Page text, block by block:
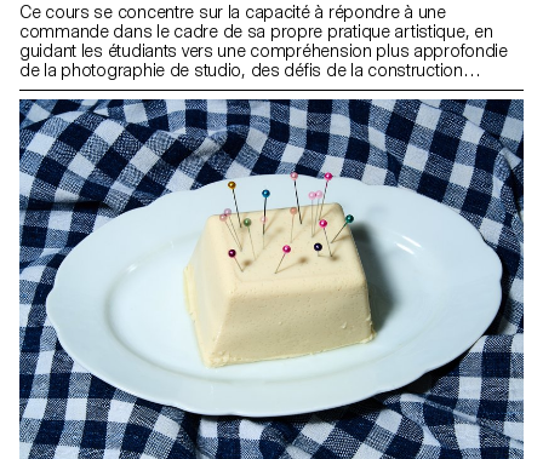
Ce cours se concentre sur la capacité à répondre à une
commande dans le cadre de sa propre pratique artistique, en
guidant les étudiants vers une compréhension plus approfondie
de la photographie de studio, des défis de la construction
d'images et des processus impliqués. En mettant l'accent sur la
photographie de natures mortes, ce cours de photographie
appliquée vise à aiguiser la sensibilité des étudiants à la
photographie et à l'interprétation d'objets. Pour ce semestre, le
groupe d'étudiants va conceptualiser, photographier et concevoir
un numéro alternatif du magazine Paperboy. Fondé par David
McKendrick il y a trois ans, Paperboy servira de plateforme
créative pour ce projet.